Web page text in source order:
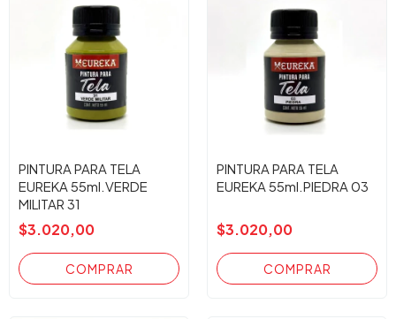
PINTURA PARA TELA
EUREKA 55ml.VERDE
MILITAR 31
$3.020,00
PINTURA PARA TELA
EUREKA 55ml.PIEDRA 03
$3.020,00